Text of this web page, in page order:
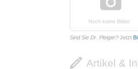
Noch keine Bilder
Sind Sie Dr. Pleiger? Jetzt
Artikel &